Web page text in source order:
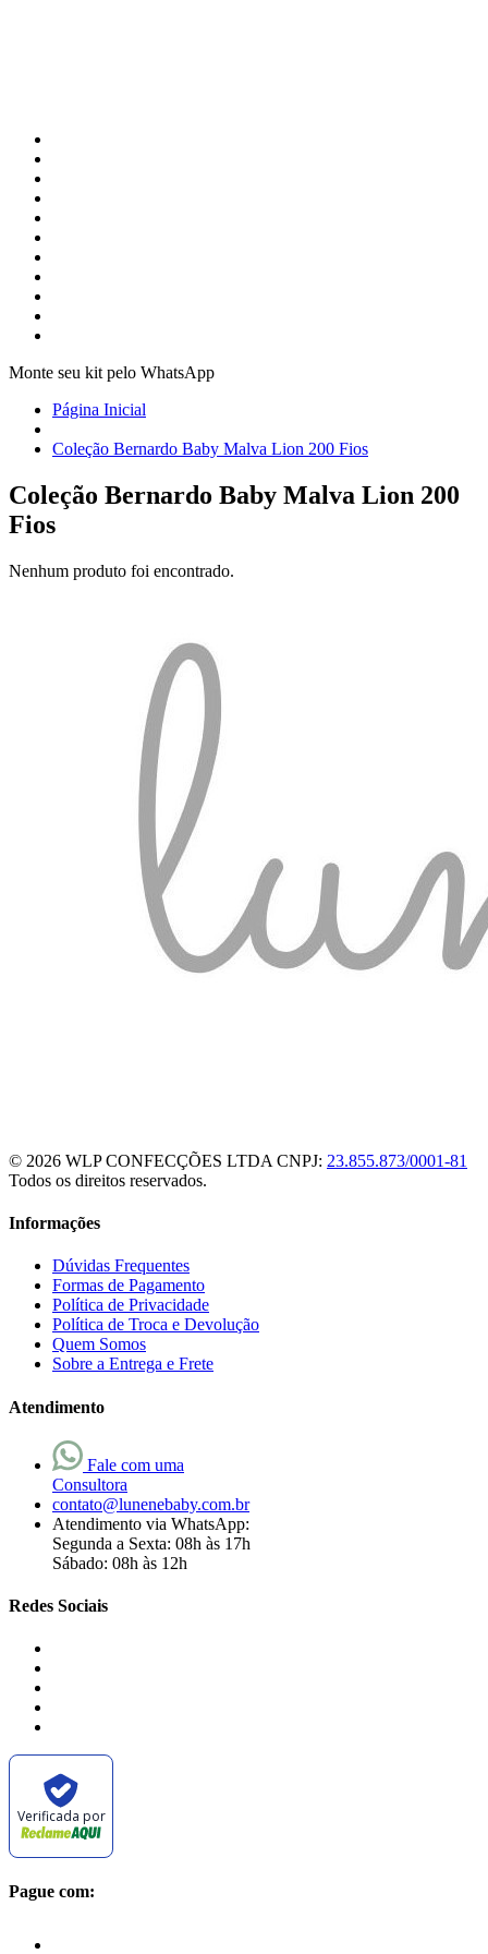
Monte seu kit pelo WhatsApp
Página Inicial
Coleção Bernardo Baby Malva Lion 200 Fios
Coleção Bernardo Baby Malva Lion 200
Fios
Nenhum produto foi encontrado.
© 2026 WLP CONFECÇÕES LTDA CNPJ: 23.855.873/0001-81
Todos os direitos reservados.
Informações
Dúvidas Frequentes
Formas de Pagamento
Política de Privacidade
Política de Troca e Devolução
Quem Somos
Sobre a Entrega e Frete
Atendimento
Fale com uma
Consultora
contato@lunenebaby.com.br
Atendimento via WhatsApp:
Segunda a Sexta: 08h às 17h
Sábado: 08h às 12h
Redes Sociais
Verificada por
Pague com: